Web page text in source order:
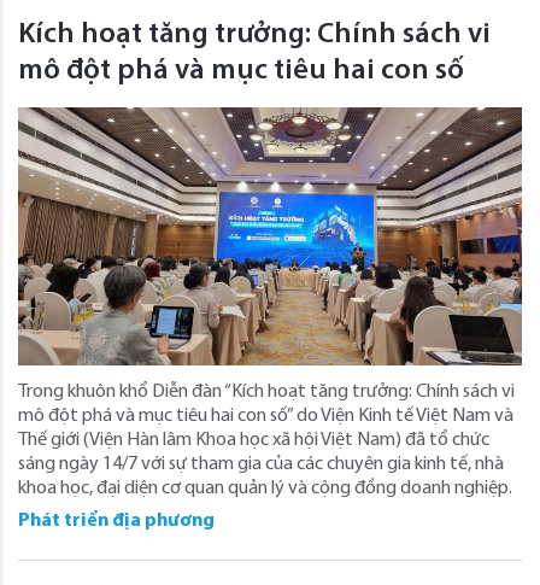
Kích hoạt tăng trưởng: Chính sách vi
mô đột phá và mục tiêu hai con số
Trong khuôn khổ Diễn đàn “Kích hoạt tăng trưởng: Chính sách vi
mô đột phá và mục tiêu hai con số” do Viện Kinh tế Việt Nam và
Thế giới (Viện Hàn lâm Khoa học xã hội Việt Nam) đã tổ chức
sáng ngày 14/7 với sự tham gia của các chuyên gia kinh tế, nhà
khoa học, đại diện cơ quan quản lý và cộng đồng doanh nghiệp.
Phát triển địa phương